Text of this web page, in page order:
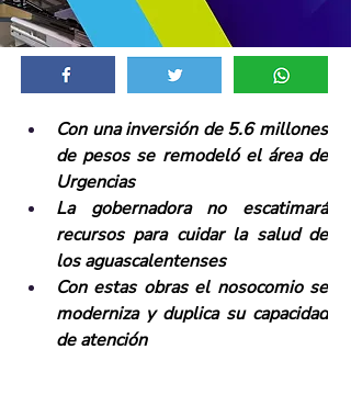
Con una inversión de 5.6 millones
de pesos se remodeló el área de
Urgencias
La gobernadora no escatimará
recursos para cuidar la salud de
los aguascalentenses
Con estas obras el nosocomio se
moderniza y duplica su capacidad
de atención